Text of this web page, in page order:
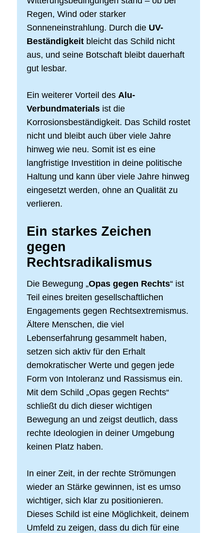
Regen, Wind oder starker
Sonneneinstrahlung. Durch die UV-
Beständigkeit bleicht das Schild nicht
aus, und seine Botschaft bleibt dauerhaft
gut lesbar.
Ein weiterer Vorteil des Alu-
Verbundmaterials ist die
Korrosionsbeständigkeit. Das Schild rostet
nicht und bleibt auch über viele Jahre
hinweg wie neu. Somit ist es eine
langfristige Investition in deine politische
Haltung und kann über viele Jahre hinweg
eingesetzt werden, ohne an Qualität zu
verlieren.
Ein starkes Zeichen
gegen
Rechtsradikalismus
Die Bewegung „Opas gegen Rechts“ ist
Teil eines breiten gesellschaftlichen
Engagements gegen Rechtsextremismus.
Ältere Menschen, die viel
Lebenserfahrung gesammelt haben,
setzen sich aktiv für den Erhalt
demokratischer Werte und gegen jede
Form von Intoleranz und Rassismus ein.
Mit dem Schild „Opas gegen Rechts“
schließt du dich dieser wichtigen
Bewegung an und zeigst deutlich, dass
rechte Ideologien in deiner Umgebung
keinen Platz haben.
In einer Zeit, in der rechte Strömungen
wieder an Stärke gewinnen, ist es umso
wichtiger, sich klar zu positionieren.
Dieses Schild ist eine Möglichkeit, deinem
Umfeld zu zeigen, dass du dich für eine